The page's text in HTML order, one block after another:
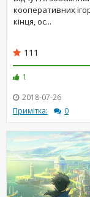
кооперативних
кінця, ос...
111
1
2018-07-26
Примітка:
0